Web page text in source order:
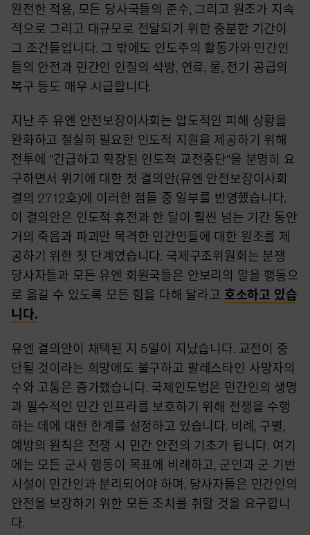
완전한 적용, 모든 당사국들의 준수, 그리고 원조가 지속
적으로 그리고 대규모로 전달되기 위한 충분한 기간이
그 조건들입니다. 그 밖에도 인도주의 활동가와 민간인
들의 안전과 민간인 인질의 석방, 연료, 물, 전기 공급의
복구 등도 매우 시급합니다.
지난 주 유엔 안전보장이사회는 압도적인 피해 상황을
완화하고 절실히 필요한 인도적 지원을 제공하기 위해
전투에 "긴급하고 확장된 인도적 교전중단"을 분명히 요
구하면서 위기에 대한 첫 결의안(유엔 안전보장이사회
결의 2712호)에 이러한 점들 중 일부를 반영했습니다.
이 결의안은 인도적 휴전과 한 달이 훨씬 넘는 기간 동안
거의 죽음과 파괴만 목격한 민간인들에 대한 원조를 제
공하기 위한 첫 단계였습니다. 국제구조위원회는 분쟁
당사자들과 모든 유엔 회원국들은 안보리의 말을 행동으
로 옮길 수 있도록 모든 힘을 다해 달라고 호소하고 있습
니다.
유엔 결의안이 채택된 지 5일이 지났습니다. 교전이 중
단될 것이라는 희망에도 불구하고 팔레스타인 사망자의
수와 고통은 증가했습니다. 국제인도법은 민간인의 생명
과 필수적인 민간 인프라를 보호하기 위해 전쟁을 수행
하는 데에 대한 한계를 설정하고 있습니다. 비례, 구별,
예방의 원칙은 전쟁 시 민간 안전의 기초가 됩니다. 여기
에는 모든 군사 행동이 목표에 비례하고, 군인과 군 기반
시설이 민간인과 분리되어야 하며, 당사자들은 민간인의
안전을 보장하기 위한 모든 조치를 취할 것을 요구합니
다.